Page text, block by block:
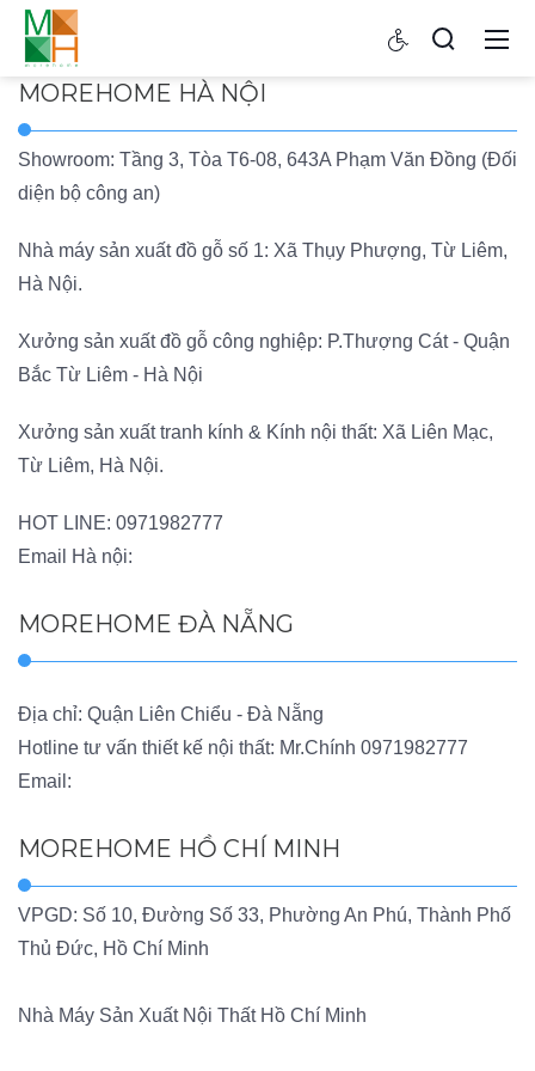
MOREHOME HÀ NỘI
Showroom: Tầng 3, Tòa T6-08, 643A Phạm Văn Đồng (Đối
diện bộ công an)
Nhà máy sản xuất đồ gỗ số 1: Xã Thụy Phượng, Từ Liêm,
Hà Nội.
Xưởng sản xuất đồ gỗ công nghiệp: P.Thượng Cát - Quận
Bắc Từ Liêm - Hà Nội
Xưởng sản xuất tranh kính & Kính nội thất: Xã Liên Mạc,
Từ Liêm, Hà Nội.
HOT LINE: 0971982777
Email Hà nội:
MOREHOME ĐÀ NẴNG
Địa chỉ: Quận Liên Chiểu - Đà Nẵng
Hotline tư vấn thiết kế nội thất: Mr.Chính 0971982777
Email:
MOREHOME HỒ CHÍ MINH
VPGD: Số 10, Đường Số 33, Phường An Phú, Thành Phố
Thủ Đức, Hồ Chí Minh
Nhà Máy Sản Xuất Nội Thất Hồ Chí Minh